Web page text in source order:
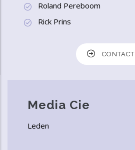
Roland Pereboom
Rick Prins
CONTACT
Media Cie
Leden